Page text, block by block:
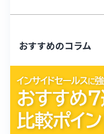
おすすめのコラム